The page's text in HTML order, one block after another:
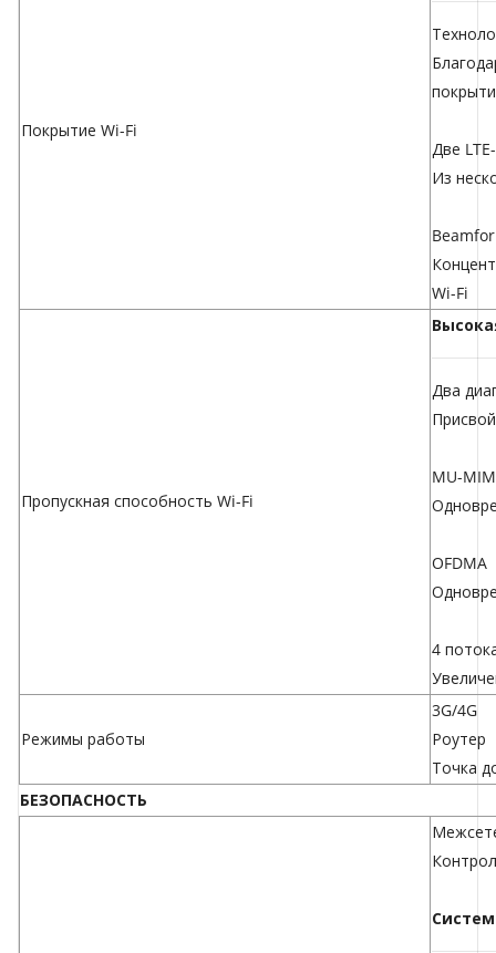
Покрытие Wi-Fi
Две
Из
Wi-Fi
Пропускная способность Wi-Fi
Два
MU-
OFDMA
4
Режимы работы
3G/4G
Роутер
Точка
БЕЗОПАСНОСТЬ